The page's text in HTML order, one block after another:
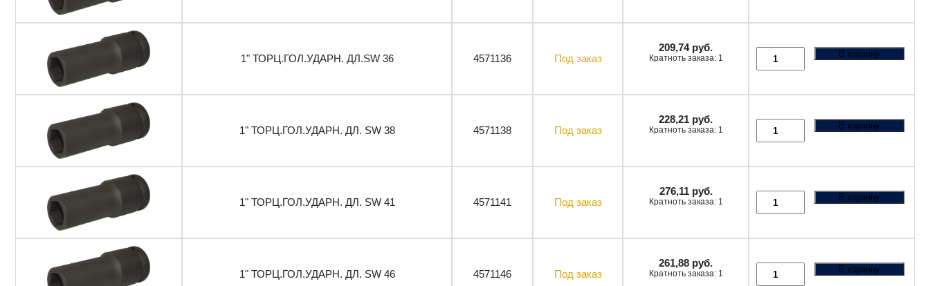
1" ТОРЦ.ГОЛ.УДАРН. ДЛ.SW 36 4571136 Под заказ
209,74 руб.
Кратноть заказа: 1 В корзину
1" ТОРЦ.ГОЛ.УДАРН. ДЛ. SW 38 4571138 Под заказ
228,21 руб.
Кратноть заказа: 1 В корзину
1" ТОРЦ.ГОЛ.УДАРН. ДЛ. SW 41 4571141 Под заказ
276,11 руб.
Кратноть заказа: 1 В корзину
1" ТОРЦ.ГОЛ.УДАРН. ДЛ. SW 46 4571146 Под заказ
261,88 руб.
Кратноть заказа: 1 В корзину